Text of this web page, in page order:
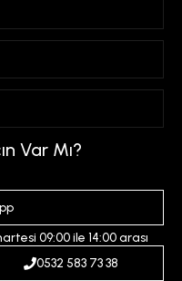
Var Mı?
09:00 ile 14:00 arası
0532 583 73 38